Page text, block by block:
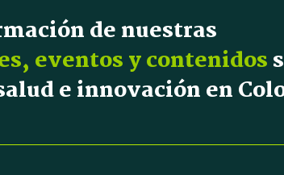
de nuestras
eventos y contenidos
e innovación en